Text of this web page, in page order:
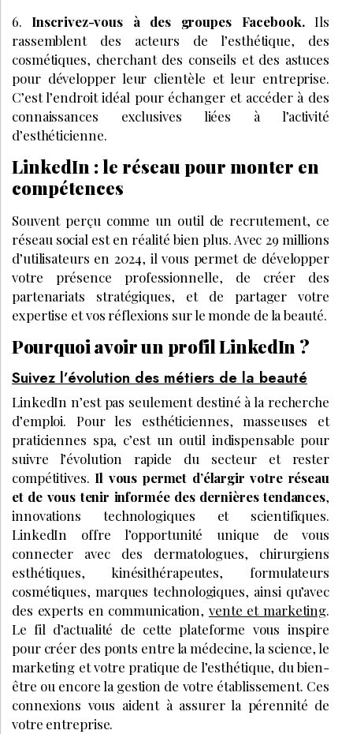
6. Inscrivez-vous à des groupes Facebook.Ils
rassemblent des acteurs de l’esthétique, des
cosmétiques, cherchant des conseils et des astuces
pour développer leur clientèle et leur entreprise.
C’est l’endroit idéal pour échanger et accéder à des
connaissances exclusives liées à l’activité
d’esthéticienne.
LinkedIn : le réseau pour monter en
compétences
Souvent perçu comme un outil de recrutement, ce
réseau social est en réalité bien plus. Avec 29 millions
d’utilisateurs en 2024, il vous permet de développer
votre présence professionnelle, de créer des
partenariats stratégiques, et de partager votre
expertise et vos réflexions sur le monde de la beauté.
Pourquoi avoir un profil LinkedIn ?
Suivez l’évolution des métiers de la beauté
LinkedIn n’est pas seulement destiné à la recherche
d’emploi. Pour les esthéticiennes, masseuses et
praticiennes spa, c’est un outil indispensable pour
suivre l’évolution rapide du secteur et rester
compétitives. Il vous permet d’élargir votre réseau
et de vous tenir informée des dernières tendances,
innovations technologiques et scientifiques.
LinkedIn offre l’opportunité unique de vous
connecter avec des dermatologues, chirurgiens
esthétiques, kinésithérapeutes, formulateurs
cosmétiques, marques technologiques, ainsi qu’avec
des experts en communication, vente et marketing.
Le fil d’actualité de cette plateforme vous inspire
pour créer des ponts entre la médecine, la science, le
marketing et votre pratique de l’esthétique, du bien-
être ou encore la gestion de votre établissement. Ces
connexions vous aident à assurer la pérennité de
votre entreprise.